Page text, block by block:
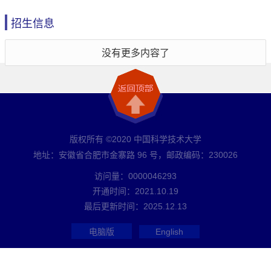
招生信息
没有更多内容了
版权所有 ©2020 中国科学技术大学
地址：安徽省合肥市金寨路 96 号，邮政编码：230026
访问量： 0000046293
开通时间： 2021 10 19
最后更新时间： 2025 12 13
电脑版 English